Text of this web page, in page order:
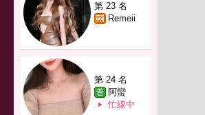
第 23 名
Remeii
第 24 名
阿蠻
忙線中